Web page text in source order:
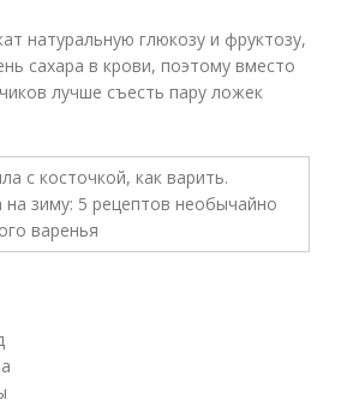
натуральную глюкозу и фруктозу,
сахара в крови, поэтому вместо
лучше съесть пару ложек